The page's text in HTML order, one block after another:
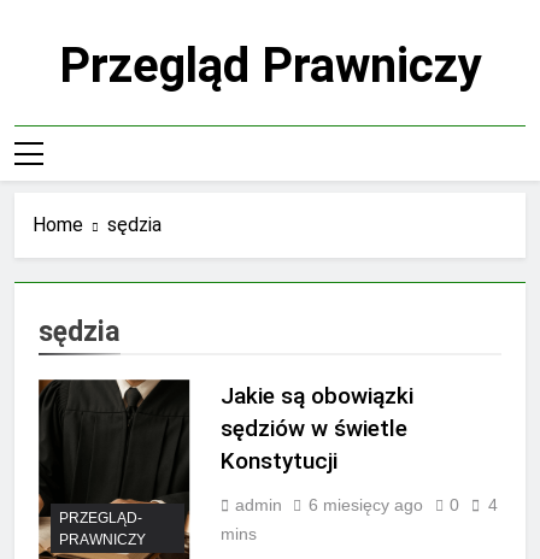
Przegląd Prawniczy
Home sędzia
sędzia
PRZEGLĄD-
PRAWNICZY
Jakie są obowiązki
sędziów w świetle
Konstytucji
admin 6 miesięcy ago 0
4
mins